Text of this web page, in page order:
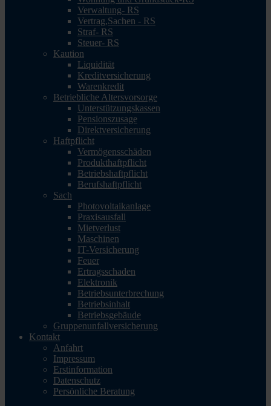
Verwaltung- RS
Vertrag,Sachen - RS
Straf- RS
Steuer- RS
Kaution
Liquidität
Kreditversicherung
Warenkredit
Betriebliche Altersvorsorge
Unterstützungskassen
Pensionszusage
Direktversicherung
Haftpflicht
Vermögensschäden
Produkthaftpflicht
Betriebshaftpflicht
Berufshaftpflicht
Sach
Photovoltaikanlage
Praxisausfall
Mietverlust
Maschinen
IT-Versicherung
Feuer
Ertragsschaden
Elektronik
Betriebsunterbrechung
Betriebsinhalt
Betriebsgebäude
Gruppenunfallversicherung
Kontakt
Anfahrt
Impressum
Erstinformation
Datenschutz
Persönliche Beratung